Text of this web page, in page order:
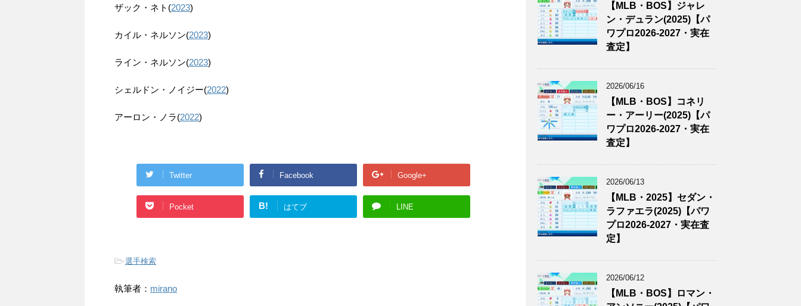
ザック・ネト(2023)
カイル・ネルソン(2023)
ライン・ネルソン(2023)
シェルドン・ノイジー(2022)
アーロン・ノラ(2022)
Twitter Facebook Google+
Pocket B! はてブ LINE
-選手検索
執筆者： mirano
【MLB・BOS】ジャレ
ン・デュラン(2025)【パ
ワプロ2026-2027・実在
査定】
2026/06/16
【MLB・BOS】コネリ
ー・アーリー(2025)【パ
ワプロ2026-2027・実在
査定】
2026/06/13
【MLB・2025】セダン・
ラファエラ(2025)【パワ
プロ2026-2027・実在査
定】
2026/06/12
【MLB・BOS】ロマン・